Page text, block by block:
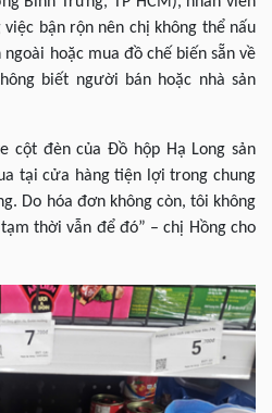
bận rộn nên chị không thể nấu
hoặc mua đồ chế biến sẵn về
biết người bán hoặc nhà sản
cột đèn của Đồ hộp Hạ Long sản
tại cửa hàng tiện lợi trong chung
Do hóa đơn không còn, tôi không
thời vẫn để đó” – chị Hồng cho